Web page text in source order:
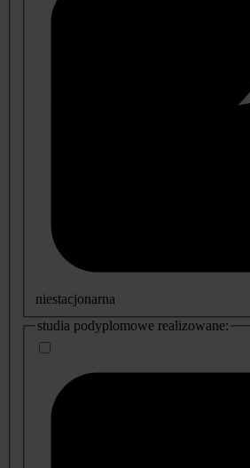
niestacjonarna
studia podyplomowe realizowane: